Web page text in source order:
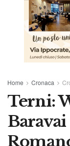
Home Cronaca
Terni: